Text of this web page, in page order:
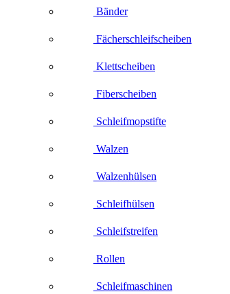
Bänder
Fächerschleifscheiben
Klettscheiben
Fiberscheiben
Schleifmopstifte
Walzen
Walzenhülsen
Schleifhülsen
Schleifstreifen
Rollen
Schleifmaschinen